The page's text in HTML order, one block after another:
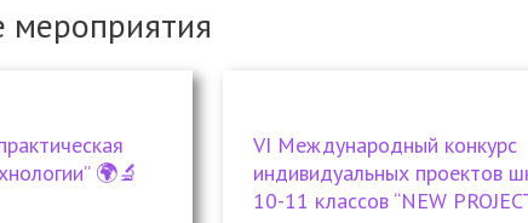
мероприятия
🌍🔬
VI Международный конкурс
индивидуальных проектов
10-11 классов “NEW